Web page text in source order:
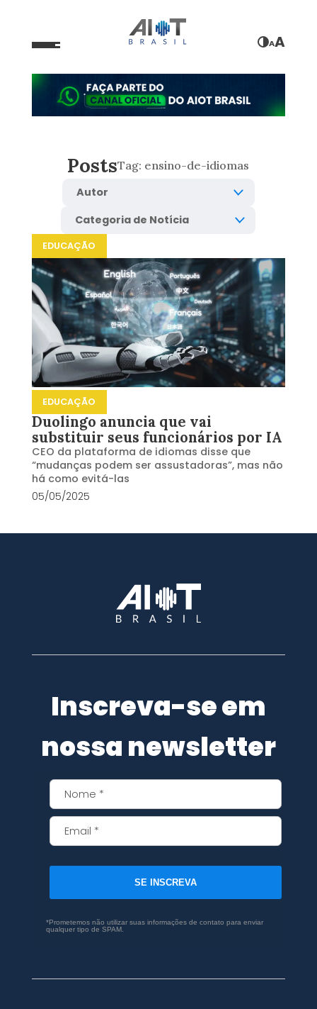
AA
PostsTag: ensino-de-idiomas
EDUCAÇÃO
EDUCAÇÃO
Duolingo anuncia que vai
substituir seus funcionários por IA
CEO da plataforma de idiomas disse que
“mudanças podem ser assustadoras”, mas não
há como evitá-las
05/05/2025
Inscreva-se em
nossa newsletter
SE INSCREVA
*Prometemos não utilizar suas informações de contato para enviar
qualquer tipo de SPAM.